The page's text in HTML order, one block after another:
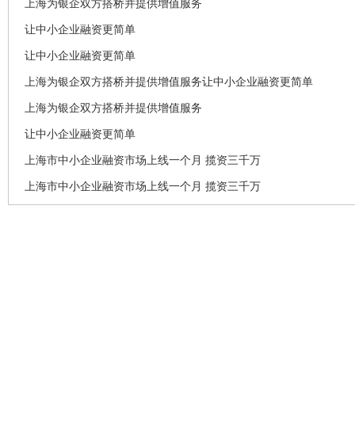
上海为银企双方搭桥并提供增值服务
让中小企业融资更简单
让中小企业融资更简单
上海为银企双方搭桥并提供增值服务让中小企业融资更简单
上海为银企双方搭桥并提供增值服务
让中小企业融资更简单
上海市中小企业融资市场上线一个月 揽资三千万
上海市中小企业融资市场上线一个月 揽资三千万